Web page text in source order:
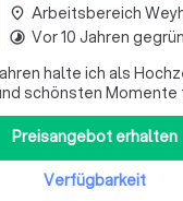
halte ich als
schönsten
und mit einem
im Einsatz!
Verfügbarkeit
Preisangebot erhalten
place Arbeitsbereich
timelapse Vor 10 Jahren